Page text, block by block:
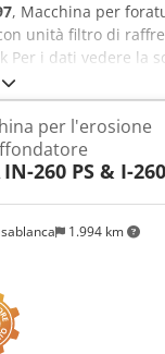
, Macchina per
unità filtro di
i dati vedere la
1.994 km
per l'erosione
IN-260 PS & I-